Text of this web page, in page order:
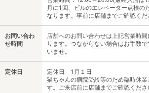
月に1回、ビルのエレベーター点検の
なります。事前に店舗までご確認くだ
お問い合わ
せ時間
店舗へのお問い合わせは上記営業時
ります。つながらない場合はお手数
いませ。
定休日
定休日 1月１日
猫ちゃんの病院受診等のため臨時休
す。ご来店前に店舗までご確認くださ